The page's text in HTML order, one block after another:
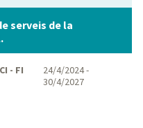
serveis de la
- FI
24/4/2024 -
30/4/2027